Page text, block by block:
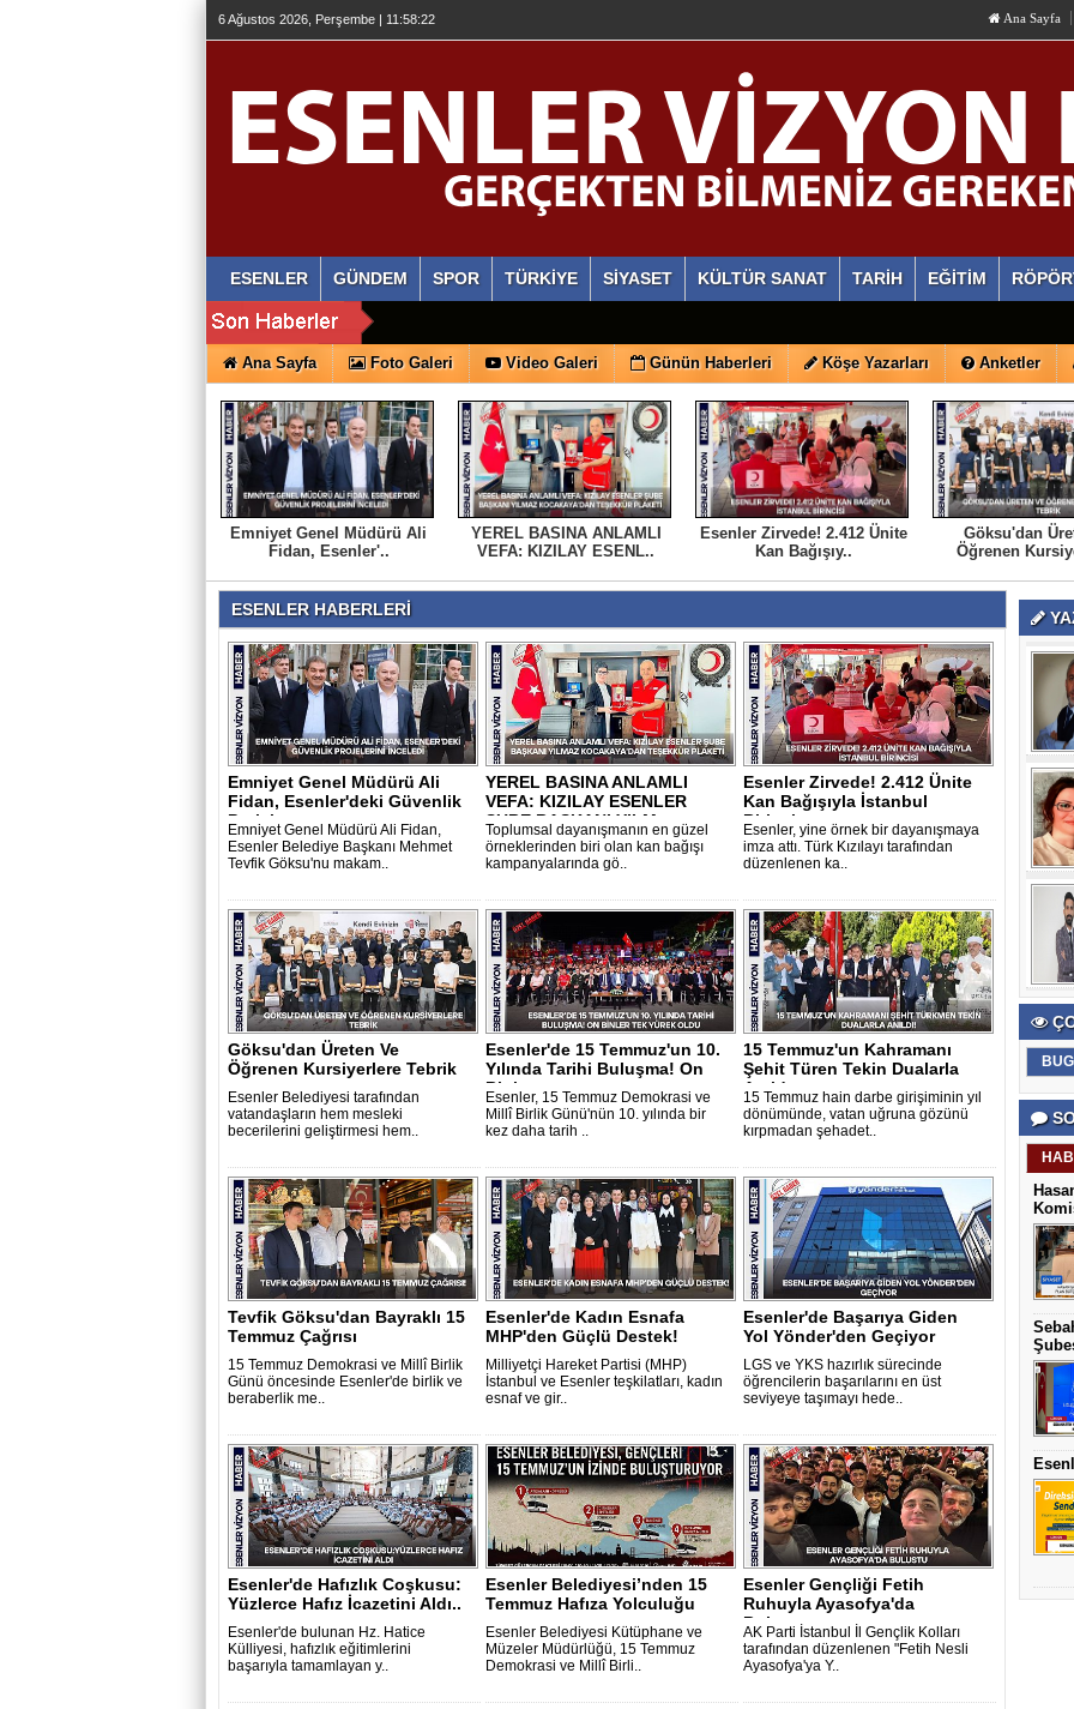
6 Ağustos 2026, Perşembe | 11:58:23 Ana Sayfa
ESENLER GÜNDEM SPOR TÜRKİYE SİYASET KÜLTÜR SANAT TARİH EĞİTİM
Ana Sayfa Foto Galeri Video Galeri Günün Haberleri Köşe Yazarları Anketler
Emniyet Genel Müdürü Ali
Fidan, Esenler'..
YEREL BASINA ANLAMLI
VEFA: KIZILAY ESENL..
Esenler Zirvede! 2.412 Ünite
Kan Bağışıy..
Göksu'dan
Öğrenen
ESENLER HABERLERİ
Emniyet Genel Müdürü Ali
Fidan, Esenler'deki Güvenlik
Projel..
Emniyet Genel Müdürü Ali Fidan,
Esenler Belediye Başkanı Mehmet
Tevfik Göksu'nu makam..
YEREL BASINA ANLAMLI
VEFA: KIZILAY ESENLER
ŞUBE BAŞKANI YILM..
Toplumsal dayanışmanın en güzel
örneklerinden biri olan kan bağışı
kampanyalarında gö..
Esenler Zirvede! 2.412 Ünite
Kan Bağışıyla İstanbul
Birincis..
Esenler, yine örnek bir dayanışmaya
imza attı. Türk Kızılayı tarafından
düzenlenen ka..
Göksu'dan Üreten Ve
Öğrenen Kursiyerlere Tebrik
Esenler Belediyesi tarafından
vatandaşların hem mesleki
becerilerini geliştirmesi hem..
Esenler'de 15 Temmuz'un 10.
Yılında Tarihi Buluşma! On
Binle..
Esenler, 15 Temmuz Demokrasi ve
Millî Birlik Günü'nün 10. yılında bir
kez daha tarih ..
15 Temmuz'un Kahramanı
Şehit Türen Tekin Dualarla
Anıldı..
15 Temmuz hain darbe girişiminin yıl
dönümünde, vatan uğruna gözünü
kırpmadan şehadet..
Tevfik Göksu'dan Bayraklı 15
Temmuz Çağrısı
15 Temmuz Demokrasi ve Millî Birlik
Günü öncesinde Esenler'de birlik ve
beraberlik me..
Esenler'de Kadın Esnafa
MHP'den Güçlü Destek!
Milliyetçi Hareket Partisi (MHP)
İstanbul ve Esenler teşkilatları, kadın
esnaf ve gir..
Esenler'de Başarıya Giden
Yol Yönder'den Geçiyor
LGS ve YKS hazırlık sürecinde
öğrencilerin başarılarını en üst
seviyeye taşımayı hede..
Esenler'de Hafızlık Coşkusu:
Yüzlerce Hafız İcazetini Aldı..
Esenler'de bulunan Hz. Hatice
Külliyesi, hafızlık eğitimlerini
başarıyla tamamlayan y..
Esenler Belediyesi’nden 15
Temmuz Hafıza Yolculuğu
Esenler Belediyesi Kütüphane ve
Müzeler Müdürlüğü, 15 Temmuz
Demokrasi ve Millî Birli..
Esenler Gençliği Fetih
Ruhuyla Ayasofya'da
Bulustu
AK Parti İstanbul İl Gençlik Kolları
tarafından düzenlenen "Fetih Nesli
Ayasofya'ya Y..